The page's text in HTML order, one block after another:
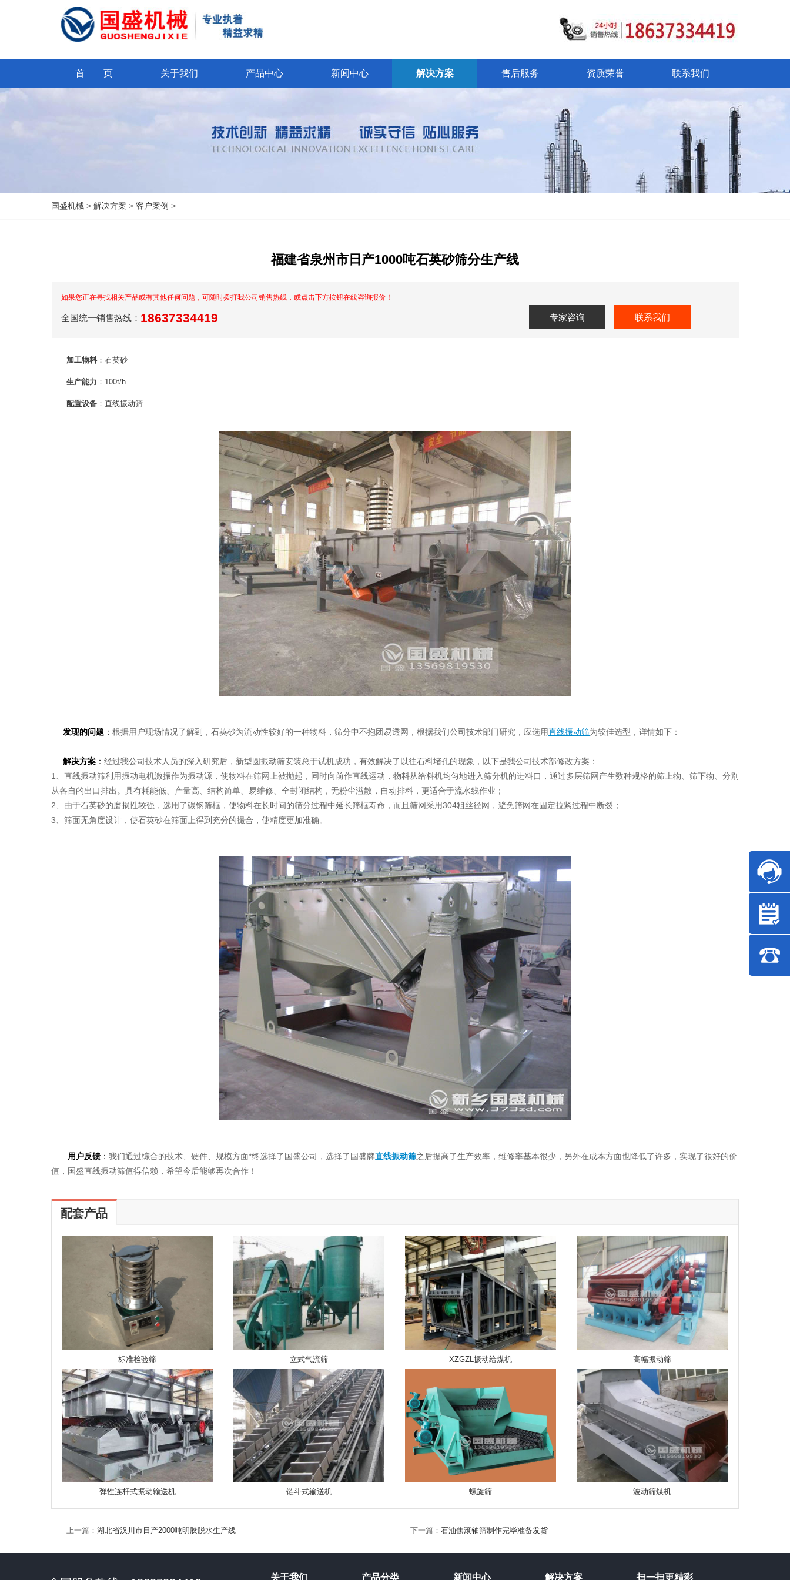
首 页 关于我们 产品中心 新闻中心 解决方案 售后服务 资质荣誉 联系我们
国盛机械 > 解决方案 > 客户案例 >
福建省泉州市日产1000吨石英砂筛分生产线
如果您正在寻找相关产品或有其他任何问题，可随时拨打我公司销售热线，或点击下方按钮在线咨询报价！
全国统一销售热线： 18637334419 专家咨询 联系我们
加工物料：石英砂
生产能力 ：100t/h
配置设备 ：直线振动筛
发现的问题 ： 根据用户现场情况了解到，石英砂为流动性较好的一种物料，筛分中不抱团易透网，根据我们公司技术部门研究，应选用直线振动筛为较佳选型，详情如下：
解决方案 ： 经过我公司技术人员的深入研究后，新型圆振动筛安装总于试机成功，有效解决了以往石料堵孔的现象，以下是我公司技术部修改方案：
1、直线振动筛利用振动电机激振作为振动源，使物料在筛网上被抛起，同时向前作直线运动，物料从给料机均匀地进入筛分机的进料口，通过多层筛网产生数种规格的筛上物、筛下物、分别
从各自的出口排出。具有耗能低、产量高、结构简单、易维修、全封闭结构，无粉尘溢散，自动排料，更适合于流水线作业；
2、由于石英砂的磨损性较强，选用了碳钢筛框，使物料在长时间的筛分过程中延长筛框寿命，而且筛网采用304粗丝径网，避免筛网在固定拉紧过程中断裂；
3、筛面无角度设计，使石英砂在筛面上得到充分的撮合，使精度更加准确。
用户反馈 ： 我们通过综合的技术、硬件、规模方面*终选择了国盛公司，选择了国盛牌直线振动筛之后提高了生产效率，维修率基本很少，另外在成本方面也降低了许多，实现了很好的价
值，国盛直线振动筛值得信赖，希望今后能够再次合作！
配套产品
标准检验筛 立式气流筛 XZGZL振动给煤机 高幅振动筛
弹性连杆式振动输送机 链斗式输送机 螺旋筛 波动筛煤机
上一篇： 湖北省汉川市日产2000吨明胶脱水生产线 下一篇： 石油焦滚轴筛制作完毕准备发货
关于我们 产品分类 新闻中心 解决方案 扫一扫更精彩